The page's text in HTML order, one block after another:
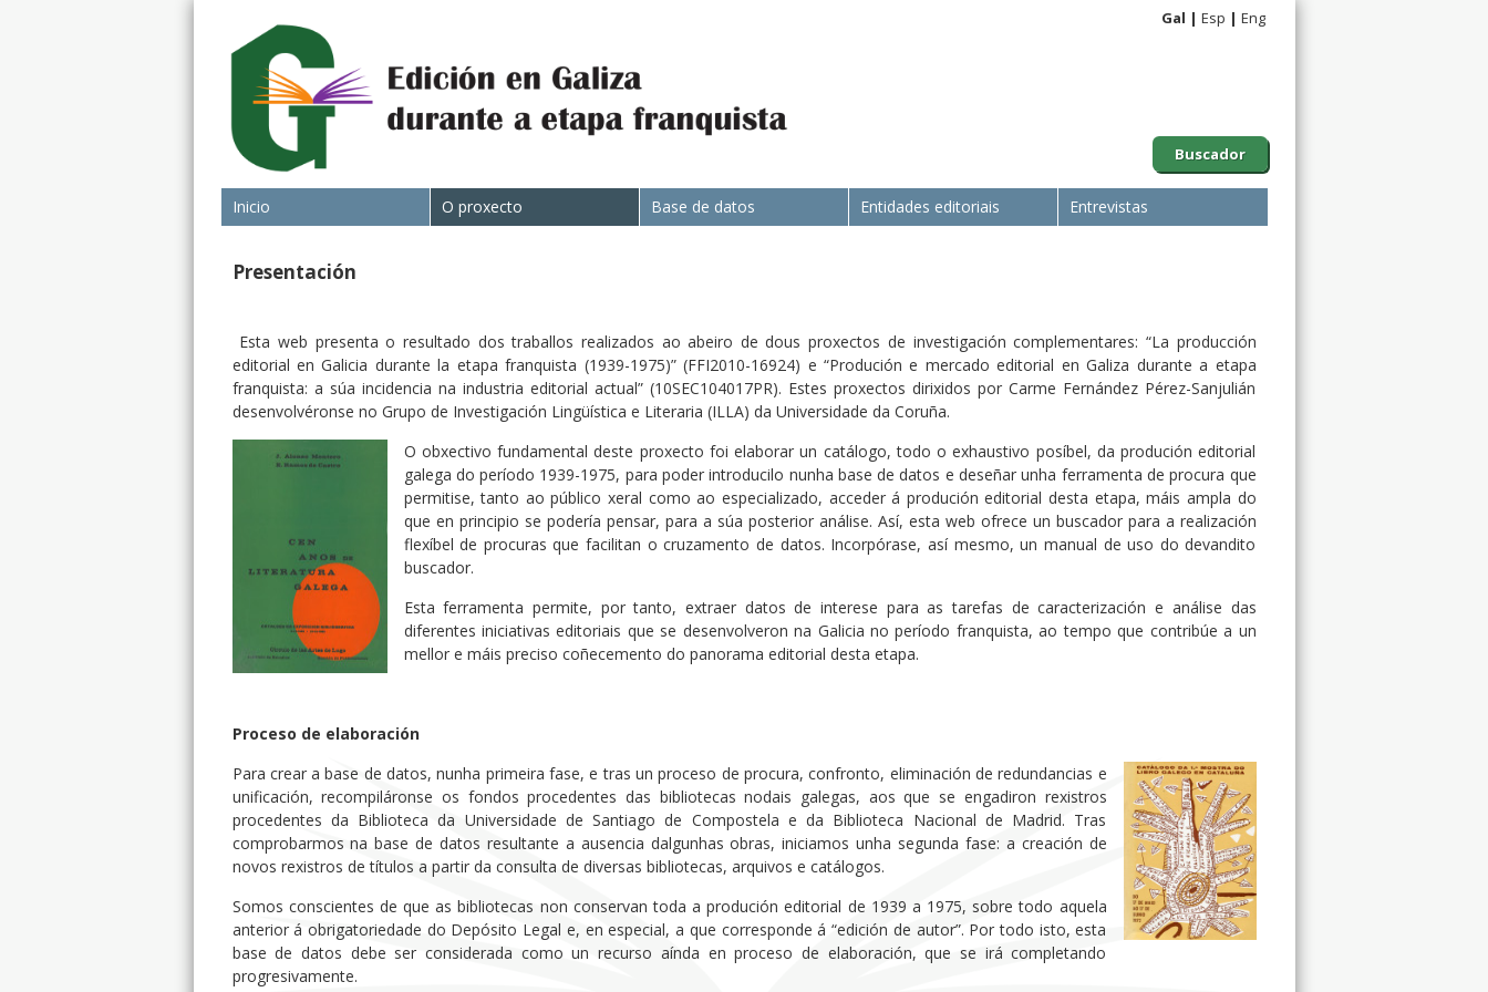
Buscador
Gal Esp Eng
Inicio O proxecto Base de datos Entidades editoriais Entrevistas
Presentación
Esta web presenta o resultado dos traballos realizados ao abeiro de dous proxectos de investigación complementares: “La producción
editorial en Galicia durante la etapa franquista (1939-1975)” (FFI2010-16924) e “Produción e mercado editorial en Galiza durante a etapa
franquista: a súa incidencia na industria editorial actual” (10SEC104017PR). Estes proxectos dirixidos por Carme Fernández Pérez-Sanjulián
desenvolvéronse no Grupo de Investigación Lingüística e Literaria (ILLA) da Universidade da Coruña.
O obxectivo fundamental deste proxecto foi elaborar un catálogo, todo o exhaustivo posíbel, da produción editorial
galega do período 1939-1975, para poder introducilo nunha base de datos e deseñar unha ferramenta de procura que
permitise, tanto ao público xeral como ao especializado, acceder á produción editorial desta etapa, máis ampla do
que en principio se podería pensar, para a súa posterior análise. Así, esta web ofrece un buscador para a realización
flexíbel de procuras que facilitan o cruzamento de datos. Incorpórase, así mesmo, un manual de uso do devandito
buscador.
Esta ferramenta permite, por tanto, extraer datos de interese para as tarefas de caracterización e análise das
diferentes iniciativas editoriais que se desenvolveron na Galicia no período franquista, ao tempo que contribúe a un
mellor e máis preciso coñecemento do panorama editorial desta etapa.
Proceso de elaboración
Para crear a base de datos, nunha primeira fase, e tras un proceso de procura, confronto, eliminación de redundancias e
unificación, recompiláronse os fondos procedentes das bibliotecas nodais galegas, aos que se engadiron rexistros
procedentes da Biblioteca da Universidade de Santiago de Compostela e da Biblioteca Nacional de Madrid. Tras
comprobarmos na base de datos resultante a ausencia dalgunhas obras, iniciamos unha segunda fase: a creación de
novos rexistros de títulos a partir da consulta de diversas bibliotecas, arquivos e catálogos.
Somos conscientes de que as bibliotecas non conservan toda a produción editorial de 1939 a 1975, sobre todo aquela
anterior á obrigatoriedade do Depósito Legal e, en especial, a que corresponde á “edición de autor”. Por todo isto, esta
base de datos debe ser considerada como un recurso aínda en proceso de elaboración, que se irá completando
progresivamente.